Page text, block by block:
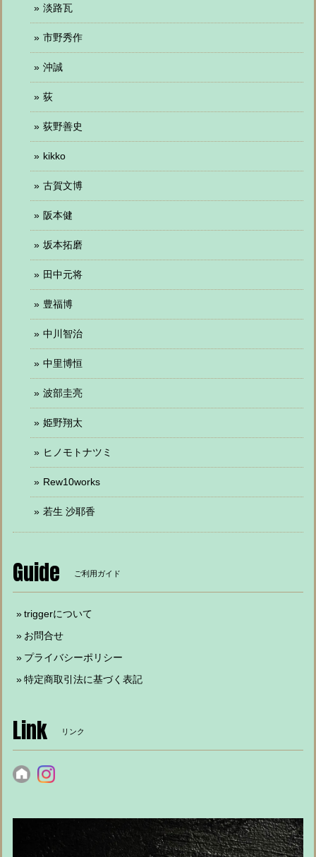
淡路瓦
市野秀作
沖誠
荻
荻野善史
kikko
古賀文博
阪本健
坂本拓磨
田中元将
豊福博
中川智治
中里博恒
波部圭亮
姫野翔太
ヒノモトナツミ
Rew10works
若生 沙耶香
Guide ご利用ガイド
triggerについて
お問合せ
プライバシーポリシー
特定商取引法に基づく表記
Link リンク